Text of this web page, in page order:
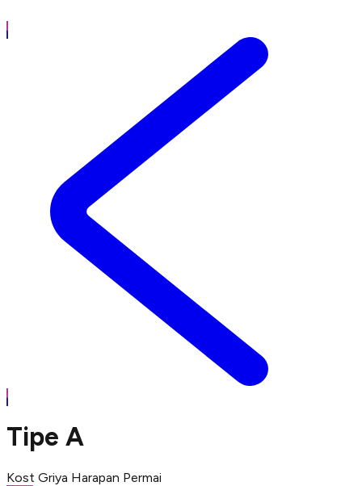
Tipe A
Kost Griya Harapan Permai